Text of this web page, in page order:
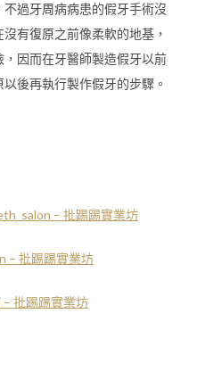
過牙周病病患的假牙手術沒
有復原之前像柔軟的地基，
因而在牙醫師製造假牙以前
後再執行製作假牙的步驟。
– 批踢踢實業坊
– 批踢踢實業坊
批踢踢實業坊